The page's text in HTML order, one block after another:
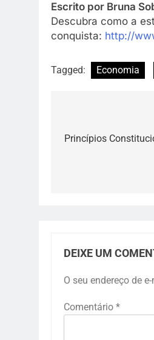
Escrito por Bruna
Descubra como a
conquista: http://
Tagged: Economia
de
Princípios
DEIXE UM
O seu endereço de
Comentário *